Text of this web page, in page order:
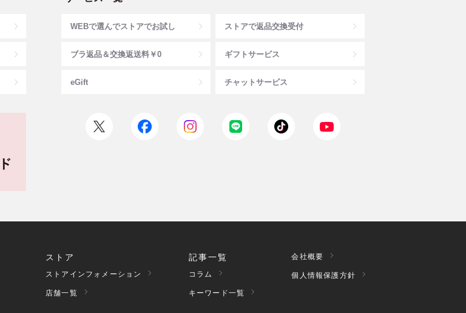
WEBで選んでストアでお試し ストアで返品交換受付
ブラ返品＆交換返送料￥0 ギフトサービス
eGift チャットサービス
ストア
ストアインフォメーション
店舗一覧
記事一覧
コラム
キーワード一覧
会社概要
個人情報保護方針